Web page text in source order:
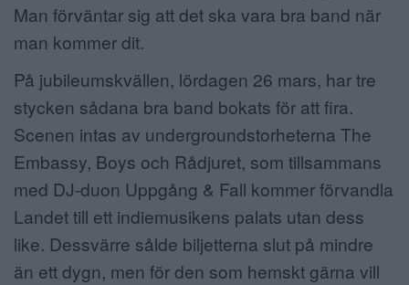
Man förväntar sig att det ska vara bra band när
man kommer dit.
På jubileumskvällen, lördagen 26 mars, har tre
stycken sådana bra band bokats för att fira.
Scenen intas av undergroundstorheterna The
Embassy, Boys och Rådjuret, som tillsammans
med DJ-duon Uppgång & Fall kommer förvandla
Landet till ett indiemusikens palats utan dess
like. Dessvärre sålde biljetterna slut på mindre
än ett dygn, men för den som hemskt gärna vill